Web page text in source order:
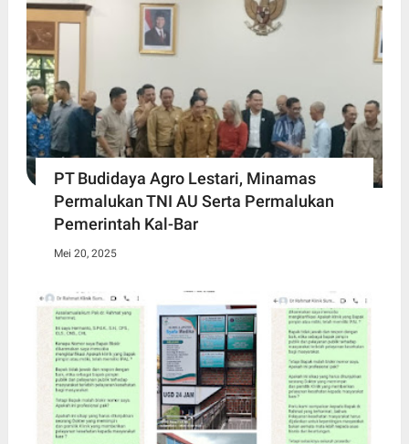
PT Budidaya Agro Lestari, Minamas
Permalukan TNI AU Serta Permalukan
Pemerintah Kal-Bar
Mei 20, 2025